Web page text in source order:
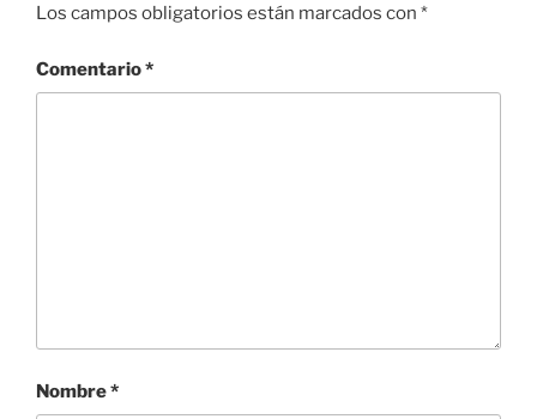
Los campos obligatorios están marcados con *
Comentario*
Nombre*